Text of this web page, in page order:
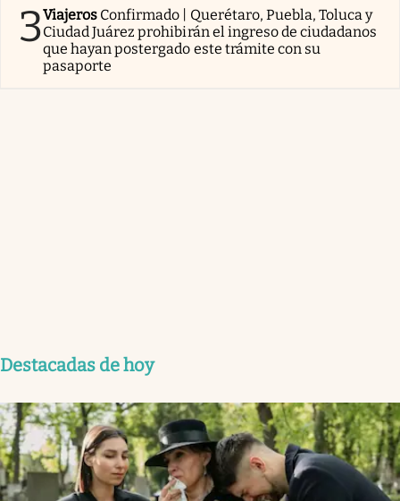
3Viajeros Confirmado | Querétaro, Puebla, Toluca y
Ciudad Juárez prohibirán el ingreso de ciudadanos
que hayan postergado este trámite con su
pasaporte
Destacadas de hoy